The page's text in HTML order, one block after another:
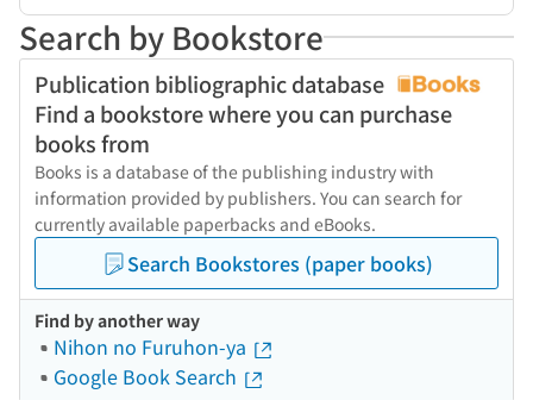
Search by Bookstore
Publication bibliographic database
Find a bookstore where you can purchase
books from
Books is a database of the publishing industry with
information provided by publishers. You can search for
currently available paperbacks and eBooks.
Search Bookstores (paper books)
Find by another way
Nihon no Furuhon-ya
Google Book Search